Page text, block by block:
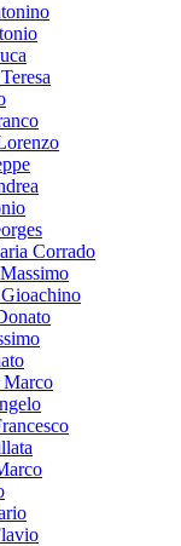
Corrado
Marco